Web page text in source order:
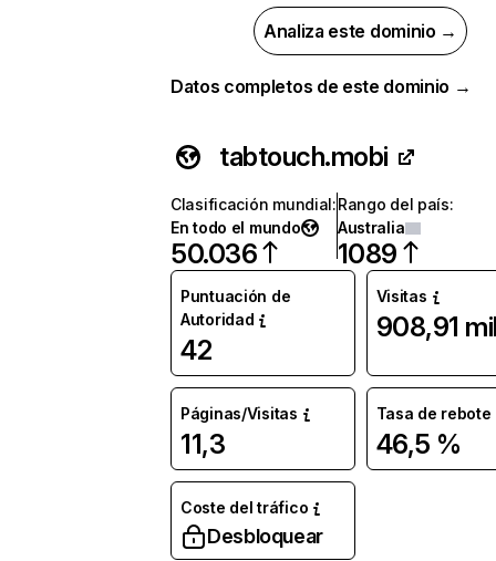
Analiza este dominio →
Datos completos de este dominio →
tabtouch.mobi
Clasificación mundial:
En todo el mundo
50.036
Rango del país:
Australia
1089
Puntuación de
Autoridad
42
Visitas
908,91
Páginas/Visitas
11,3
Tasa de rebote
46,5 %
Coste del tráfico
Desbloquear